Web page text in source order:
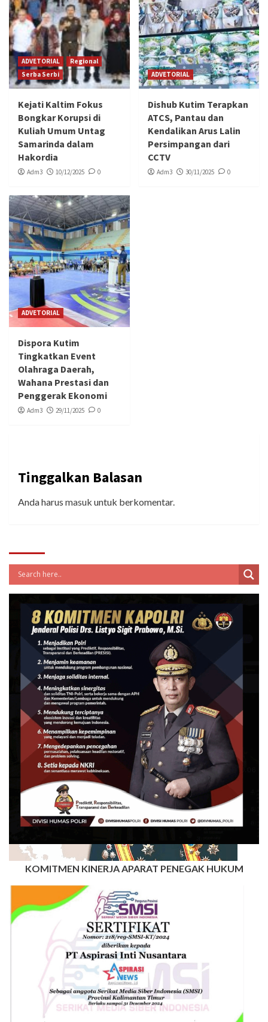
ADVETORIAL
Regional
Serba Serbi
Kejati Kaltim Fokus
Bongkar Korupsi di
Kuliah Umum Untag
Samarinda dalam
Hakordia
Adm3 10/12/2025 0
ADVETORIAL
Dishub Kutim Terapkan
ATCS, Pantau dan
Kendalikan Arus Lalin
Persimpangan dari
CCTV
Adm3 30/11/2025 0
ADVETORIAL
Dispora Kutim
Tingkatkan Event
Olahraga Daerah,
Wahana Prestasi dan
Penggerak Ekonomi
Adm3 29/11/2025 0
Tinggalkan Balasan
Anda harus masuk untuk berkomentar.
KOMITMEN KINERJA APARAT PENEGAK HUKUM